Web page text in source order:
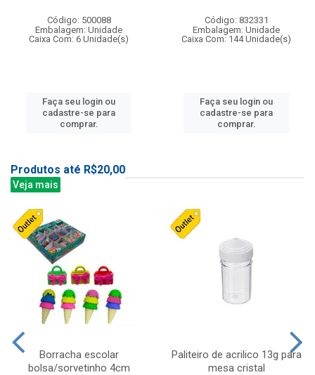
Código: 500088
Embalagem: Unidade
Caixa Com: 6 Unidade(s)
Faça seu login ou
cadastre-se para
comprar.
Código: 832331
Embalagem: Unidade
Caixa Com: 144 Unidade(s)
Faça seu login ou
cadastre-se para
comprar.
Produtos até R$20,00
Veja mais
Borracha escolar
bolsa/sorvetinho 4cm
Paliteiro de acrilico 13g para
mesa cristal